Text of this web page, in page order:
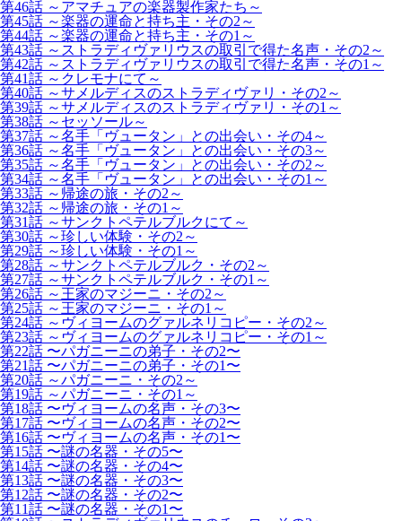
第46話 ～アマチュアの楽器製作家たち～
第45話 ～楽器の運命と持ち主・その2～
第44話 ～楽器の運命と持ち主・その1～
第43話 ～ストラディヴァリウスの取引で得た名声・その2～
第42話 ～ストラディヴァリウスの取引で得た名声・その1～
第41話 ～クレモナにて～
第40話 ～サメルディスのストラディヴァリ・その2～
第39話 ～サメルディスのストラディヴァリ・その1～
第38話 ～セッソール～
第37話 ～名手「ヴュータン」との出会い・その4～
第36話 ～名手「ヴュータン」との出会い・その3～
第35話 ～名手「ヴュータン」との出会い・その2～
第34話 ～名手「ヴュータン」との出会い・その1～
第33話 ～帰途の旅・その2～
第32話 ～帰途の旅・その1～
第31話 ～サンクトペテルブルクにて～
第30話 ～珍しい体験・その2～
第29話 ～珍しい体験・その1～
第28話 ～サンクトペテルブルク・その2～
第27話 ～サンクトペテルブルク・その1～
第26話 ～王家のマジーニ・その2～
第25話 ～王家のマジーニ・その1～
第24話 ～ヴィヨームのグァルネリコピー・その2～
第23話 ～ヴィヨームのグァルネリコピー・その1～
第22話 〜パガニーニの弟子・その2〜
第21話 〜パガニーニの弟子・その1〜
第20話 ～パガニーニ・その2～
第19話 ～パガニーニ・その1～
第18話 〜ヴィヨームの名声・その3〜
第17話 〜ヴィヨームの名声・その2〜
第16話 〜ヴィヨームの名声・その1〜
第15話 〜謎の名器・その5〜
第14話 〜謎の名器・その4〜
第13話 〜謎の名器・その3〜
第12話 〜謎の名器・その2〜
第11話 〜謎の名器・その1〜